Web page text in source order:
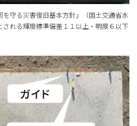
守る災害復旧基本方針」（国土交通省水
れる輝度標準偏差１１以上・明度６以下